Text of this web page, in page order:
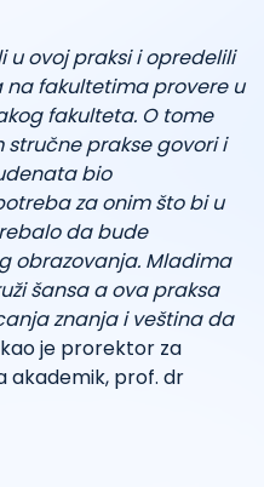
u ovoj praksi i opredelili
na fakultetima provere u
fakulteta. O tome
prakse govori i
bio
za onim što bi u
da bude
obrazovanja. Mladima
šansa a ova praksa
znanja i veština da
je prorektor za
akademik, prof. dr